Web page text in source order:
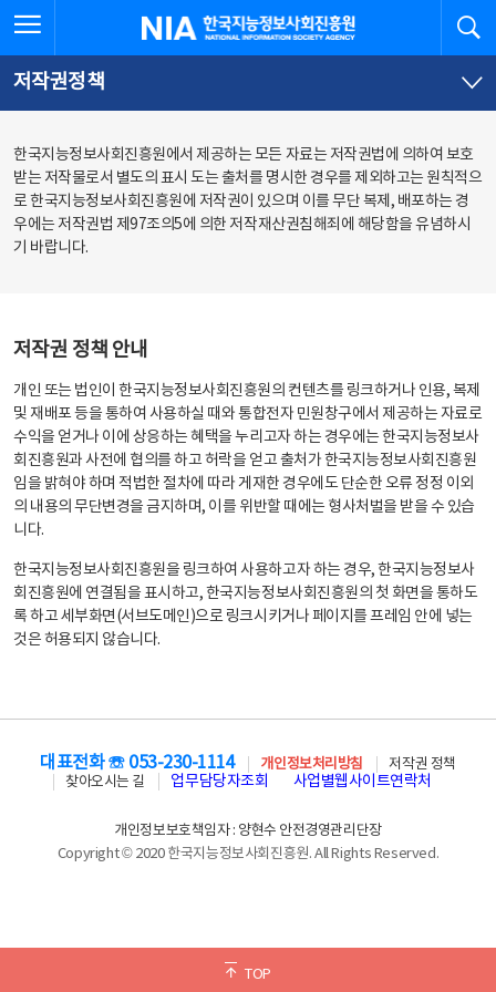
문
로
가
체
뉴
바
가
한국지능정보사회진흥원
저작권정책
한국지능정보사회진흥원에서 제공하는 모든 자료는 저작권법에 의하여 보호
받는 저작물로서 별도의 표시 도는 출처를 명시한 경우를 제외하고는 원칙적으
로 한국지능정보사회진흥원에 저작권이 있으며 이를 무단 복제, 배포하는 경
우에는 저작권법 제97조의5에 의한 저작재산권침해죄에 해당함을 유념하시
기 바랍니다.
저작권 정책 안내
개인 또는 법인이 한국지능정보사회진흥원의 컨텐츠를 링크하거나 인용, 복제
및 재배포 등을 통하여 사용하실 때와 통합전자 민원창구에서 제공하는 자료로
수익을 얻거나 이에 상응하는 혜택을 누리고자 하는 경우에는 한국지능정보사
회진흥원과 사전에 협의를 하고 허락을 얻고 출처가 한국지능정보사회진흥원
임을 밝혀야 하며 적법한 절차에 따라 게재한 경우에도 단순한 오류 정정 이외
의 내용의 무단변경을 금지하며, 이를 위반할 때에는 형사처벌을 받을 수 있습
니다.
한국지능정보사회진흥원을 링크하여 사용하고자 하는 경우, 한국지능정보사
회진흥원에 연결됨을 표시하고, 한국지능정보사회진흥원의 첫 화면을 통하도
록 하고 세부화면(서브도메인)으로 링크시키거나 페이지를 프레임 안에 넣는
것은 허용되지 않습니다.
TOP
대표전화 ☏ 053-230-1114 개인정보처리방침
저작권 정책
찾아오시는 길
업무담당자조회 사업별웹사이트연락처
개인정보보호책임자 : 양현수 안전경영관리단장
Copyright © 2020 한국지능정보사회진흥원. All Rights Reserved.